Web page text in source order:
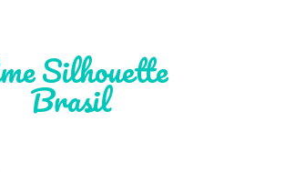
Silhouette
Brasil
Thiara Ney